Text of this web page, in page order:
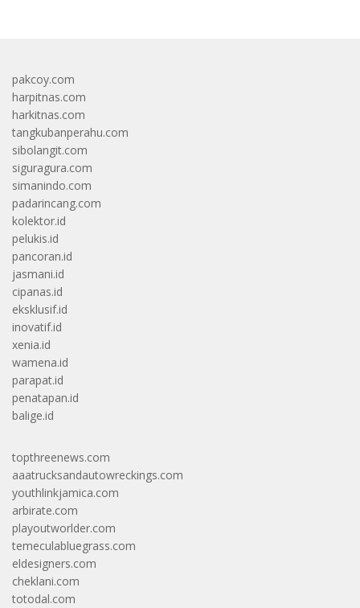
pakcoy.com
harpitnas.com
harkitnas.com
tangkubanperahu.com
sibolangit.com
siguragura.com
simanindo.com
padarincang.com
kolektor.id
pelukis.id
pancoran.id
jasmani.id
cipanas.id
eksklusif.id
inovatif.id
xenia.id
wamena.id
parapat.id
penatapan.id
balige.id
topthreenews.com
aaatrucksandautowreckings.com
youthlinkjamica.com
arbirate.com
playoutworlder.com
temeculabluegrass.com
eldesigners.com
cheklani.com
totodal.com